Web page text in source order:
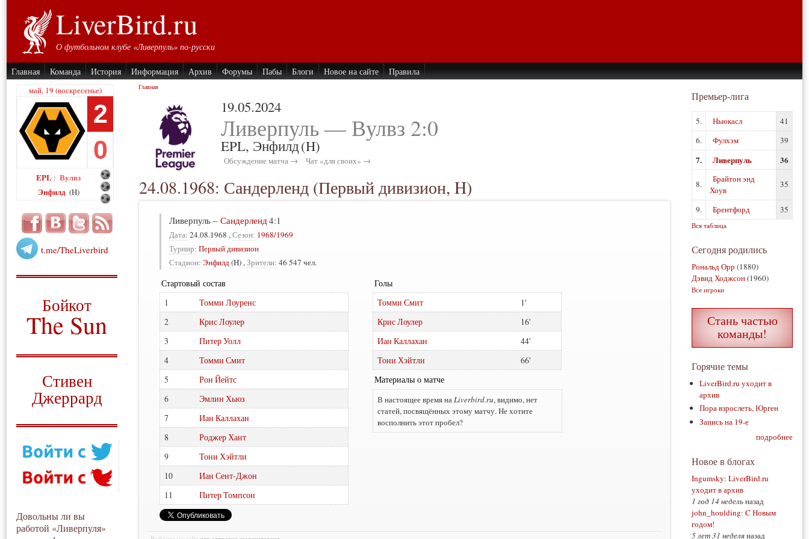
LiverBird.ru
О футбольном клубе «Ливерпуль» по-русски
Главная Команда История Информация Архив Форумы Пабы Блоги Новое на сайте Правила
май, 19 (воскресенье)
2
0
EPL : Вулвз
Энфилд (H)
t.me/TheLiverbird
Бойкот
The Sun
Стивен
Джеррард
Довольны ли вы
работой «Ливерпуля»
Главная
19.05.2024
Ливерпуль — Вулвз 2:0
EPL, Энфилд(H)
Обсуждение матча → Чат «для своих» →
24.08.1968: Сандерленд (Первый дивизион, H)
Ливерпуль– Сандерленд4:1
Дата: 24.08.1968 ,Сезон: 1968/1969
Турнир: Первый дивизион
Стадион: Энфилд(H),Зрители: 46 547 чел.
Стартовый состав
1
Томми Лоуренс
2
Крис Лоулер
3
Питер Уолл
4
Томми Смит
5
Рон Йейтс
6
Эмлин Хьюз
7
Иан Каллахан
8
Роджер Хант
9
Тони Хэйтли
10
Иан Сент-Джон
11
Питер Томпсон
Голы
Томми Смит
1
Крис Лоулер
16
Иан Каллахан
44
Тони Хэйтли
66
Материалы о матче
В настоящее время наLiverbird.ru, видимо, нет
статей, посвящённых этому матчу. Не хотите
восполнить этот пробел?
Премьер-лига
5. Ньюкасл
41
6.
Фулхэм 39
7. Ливерпуль 36
8.
Брайтон энд
Хоув
35
9. Брентфорд 35
Вся таблица
Сегодня родились
Рональд Орр (1880)
Дэвид Ходжсон(1960)
Все игроки
Стань частью
команды!
Горячие темы
LiverBird.ru уходит в
архив
Пора взрослеть, Юрген
Запись на 19-е
подробнее
Новое в блогах
Ingumsky: LiverBird.ru
уходит в архив
1 год 14 недельназад
john_houlding: C Новым
годом!
5 лет 31 неделяназад